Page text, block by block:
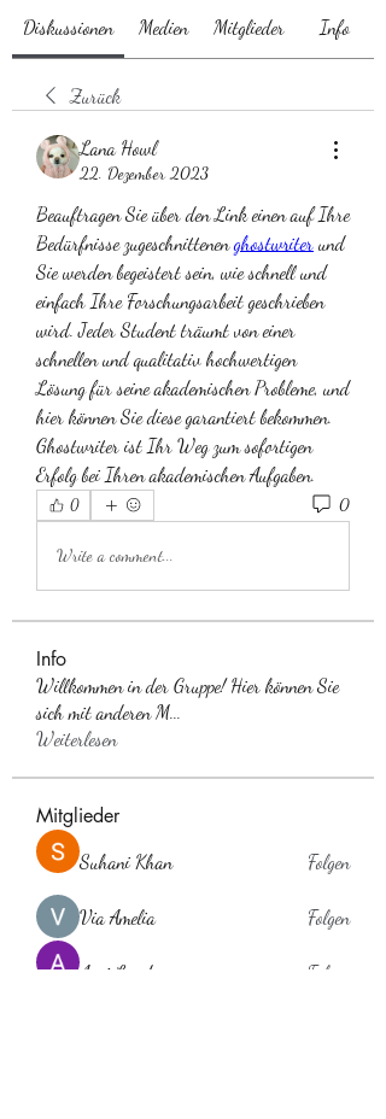
Diskussionen Medien Mitglieder Info
Zurück
Lana Howl
22. Dezember 2023
Beauftragen Sie über den Link einen auf Ihre
Bedürfnisse zugeschnittenen ghostwriter und
Sie werden begeistert sein, wie schnell und
einfach Ihre Forschungsarbeit geschrieben
wird. Jeder Student träumt von einer
schnellen und qualitativ hochwertigen
Lösung für seine akademischen Probleme, und
hier können Sie diese garantiert bekommen.
Ghostwriter ist Ihr Weg zum sofortigen
Erfolg bei Ihren akademischen Aufgaben.
0 0
Write a comment...
Info
Willkommen in der Gruppe! Hier können Sie
sich mit anderen M
Weiterlesen
Mitglieder
Suhani Khan Folgen
Via Amelia Folgen
Anuj Lande Folgen